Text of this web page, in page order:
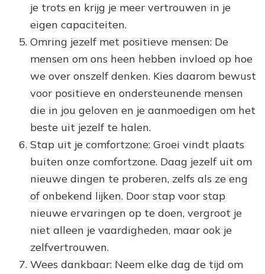
je trots en krijg je meer vertrouwen in je
eigen capaciteiten.
Omring jezelf met positieve mensen: De
mensen om ons heen hebben invloed op hoe
we over onszelf denken. Kies daarom bewust
voor positieve en ondersteunende mensen
die in jou geloven en je aanmoedigen om het
beste uit jezelf te halen.
Stap uit je comfortzone: Groei vindt plaats
buiten onze comfortzone. Daag jezelf uit om
nieuwe dingen te proberen, zelfs als ze eng
of onbekend lijken. Door stap voor stap
nieuwe ervaringen op te doen, vergroot je
niet alleen je vaardigheden, maar ook je
zelfvertrouwen.
Wees dankbaar: Neem elke dag de tijd om